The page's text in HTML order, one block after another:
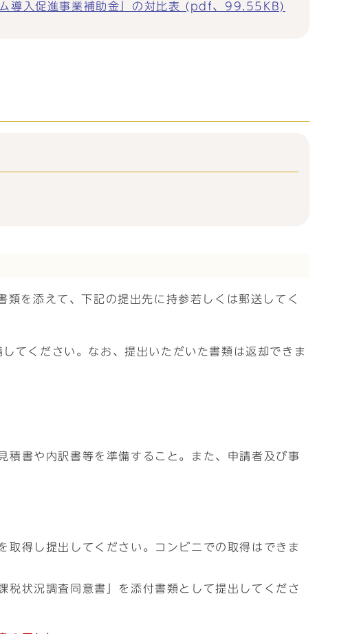
ム導入促進事業補助金」の対比表 (pdf、99.55KB)
類を添えて、下記の提出先に持参若しくは郵送してく
てください。なお、提出いただいた書類は返却できま
積書や内訳書等を準備すること。また、申請者及び事
取得し提出してください。コンビニでの取得はできま
税状況調査同意書」を添付書類として提出してくださ